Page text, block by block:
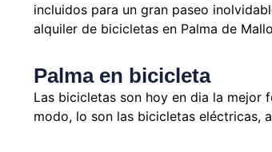
incluidos para un gran paseo
alquiler de bicicletas en Palma de
Palma en bicicleta
Las bicicletas son hoy en dia la mejor
modo, lo son las bicicletas eléctricas,